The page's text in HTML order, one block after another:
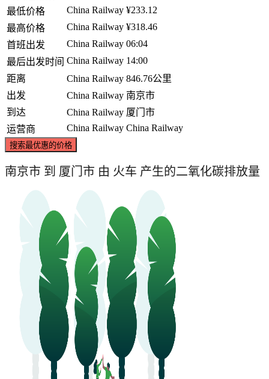
最低价格
China Railway ¥233.12
最高价格
China Railway ¥318.46
首班出发
China Railway 06:04
最后出发时间 China Railway 14:00
距离
China Railway 846.76公里
出发
China Railway 南京市
到达
China Railway 厦门市
运营商
China Railway China Railway
搜索最优惠的价格
南京市 到 厦门市 由 火车 产生的二氧化碳排放量